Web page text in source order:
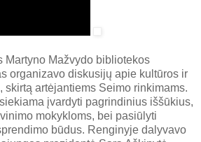
Martyno Mažvydo bibliotekos
organizavo diskusijų apie kultūros ir
skirtą artėjantiems Seimo rinkimams.
įvardyti pagrindinius iššūkius,
mokykloms, bei pasiūlyti
būdus. Renginyje dalyvavo